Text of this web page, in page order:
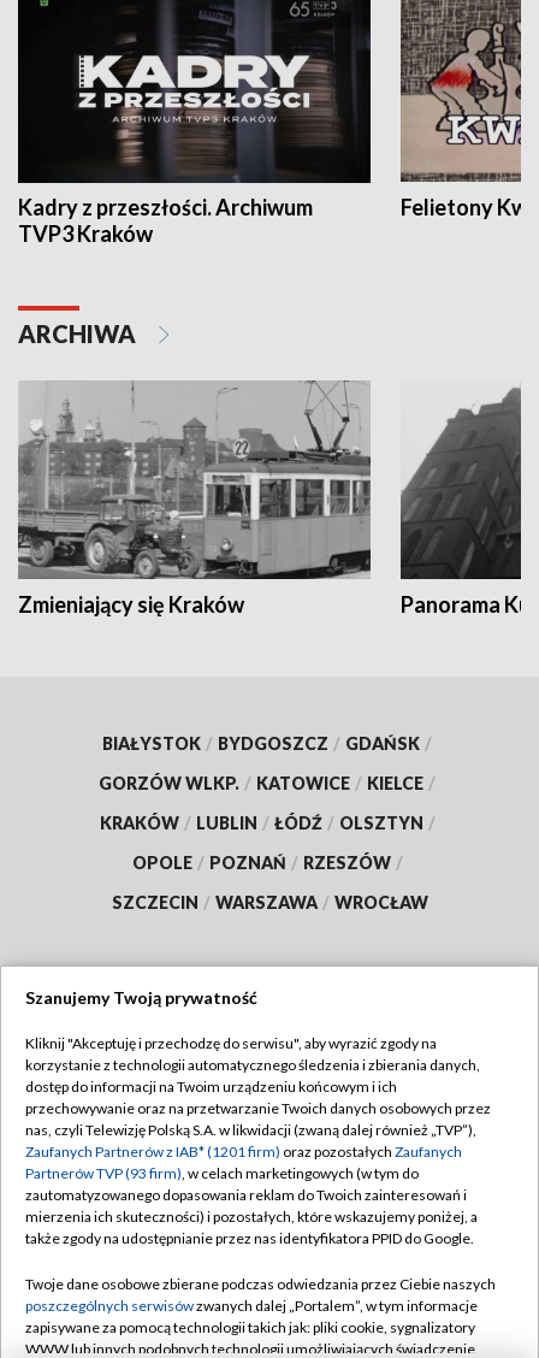
Kadry z przeszłości. Archiwum
TVP3 Kraków
Felietony
ARCHIWA
Zmieniający się Kraków Panorama
BIAŁYSTOK / BYDGOSZCZ / GDAŃSK /
GORZÓW WLKP. / KATOWICE / KIELCE /
KRAKÓW / LUBLIN / ŁÓDŹ / OLSZTYN /
OPOLE / POZNAŃ / RZESZÓW /
SZCZECIN / WARSZAWA / WROCŁAW
TVP
Abonament TVP
Emisja w TVP
Centrum informacji TVP
Naziemna Telewizja Cyfrowa
Rada Programowa
System NOS
Regulamin TVP
Polityka prywatności
Moje zgody
Pomoc
Kontakt
Szanujemy Twoją prywatność
Kliknij "Akceptuję i przechodzę do serwisu", aby wyrazić zgody na
korzystanie z technologii automatycznego śledzenia i zbierania danych,
dostęp do informacji na Twoim urządzeniu końcowym i ich
przechowywanie oraz na przetwarzanie Twoich danych osobowych przez
nas, czyli Telewizję Polską S.A. w likwidacji (zwaną dalej również „TVP”),
Zaufanych Partnerów z IAB* (1201 firm) oraz pozostałych Zaufanych
Partnerów TVP (93 firm), w celach marketingowych (w tym do
zautomatyzowanego dopasowania reklam do Twoich zainteresowań i
mierzenia ich skuteczności) i pozostałych, które wskazujemy poniżej, a
także zgody na udostępnianie przez nas identyfikatora PPID do Google.
Twoje dane osobowe zbierane podczas odwiedzania przez Ciebie naszych
poszczególnych serwisówzwanych dalej „Portalem”, w tym informacje
zapisywane za pomocą technologii takich jak: pliki cookie, sygnalizatory
WWW lub innych podobnych technologii umożliwiających świadczenie